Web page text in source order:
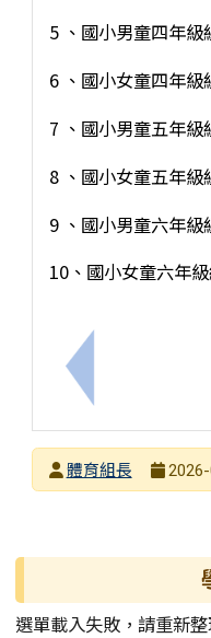
上一筆：招募公
5 、國小男童四年級
6 、國小女童四年級
7 、國小男童五年級
8 、國小女童五年級
9 、國小男童六年級
10、國小女童六年
發布者
體育組長
左邊區域內容
選單載入失敗，請重新整